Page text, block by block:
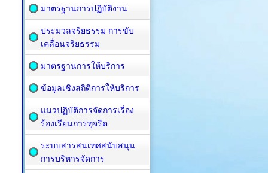
มาตรฐานการปฏิบัติงาน
ประมวลจริยธรรม การขับ
เคลื่อนจริยธรรม
มาตรฐานการให้บริการ
ข้อมูลเชิงสถิติการให้บริการ
แนวปฏิบัติการจัดการเรื่อง
ร้องเรียนการทุจริต
ระบบสารสนเทศสนับสนุน
การบริหารจัดการ